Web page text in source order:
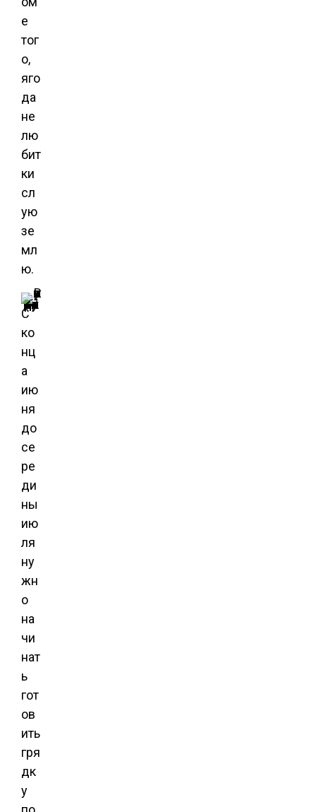
е
тог
о,
яго
да
не
лю
бит
ки
сл
ую
зе
мл
ю.
Сажаем крыжовник.
Иллюстрация для статьи используется по стандартной лицензии ©ofazende.ru
С
ко
нц
а
ию
ня
до
се
ре
ди
ны
ию
ля
ну
жн
о
на
чи
нат
ь
гот
ов
ить
гря
дк
у